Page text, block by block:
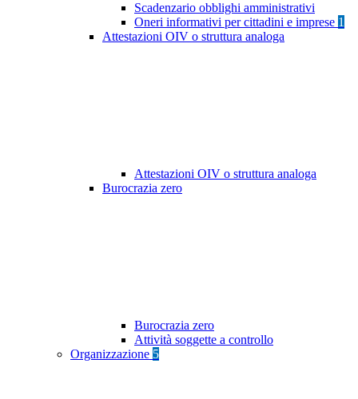
Scadenzario obblighi amministrativi
Oneri informativi per cittadini e imprese 1
Attestazioni OIV o struttura analoga
Attestazioni OIV o struttura analoga
Burocrazia zero
Burocrazia zero
Attività soggette a controllo
Organizzazione 5